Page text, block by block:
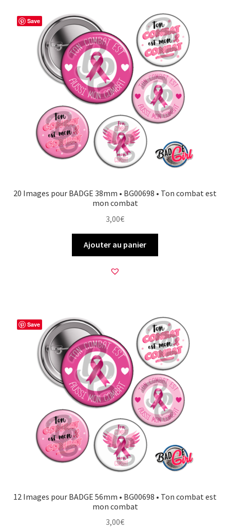
Save
20 Images pour BADGE 38mm • BG00698 • Ton combat est
mon combat
3,00€
Ajouter au panier
Save
12 Images pour BADGE 56mm • BG00698 • Ton combat est
mon combat
3,00€